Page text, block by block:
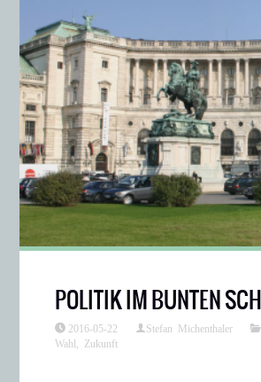
POLITIK IM BUNTEN
2016-05-22 Stefan Michenthaler
Wahl
Zukunft